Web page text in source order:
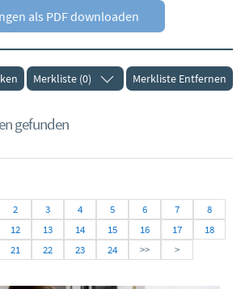
als PDF downloaden
Merkliste (0) Merkliste Entfernen
gefunden
2 3 4 5 6 7
8
12 13 14 15 16 17
18
21 22 23 24 >> >